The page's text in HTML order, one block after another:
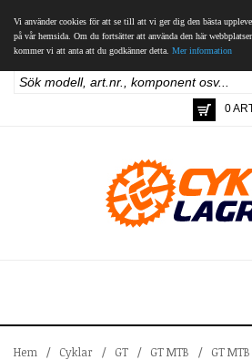
Vi använder cookies för att se till att vi ger dig den bästa
på vår hemsida. Om du fortsätter att använda den här
kommer vi att anta att du godkänner detta. Mer information
0
Hem / Cyklar / GT / GT MTB / GT